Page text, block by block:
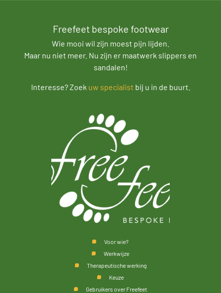
Freefeet bespoke footwear
Wie mooi wil zijn moest pijn lijden.
Maar nu niet meer. Nu zijn er maatwerk slippers en
sandalen!
Interesse? Zoek uw specialist bij u in de buurt.
Voor wie?
Werkwijze
Therapeutische werking
Keuze
Gebruikers over Freefeet